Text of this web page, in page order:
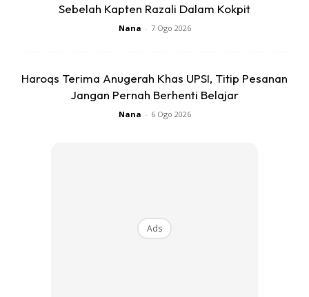
Yahya Kongsi Wajah Pemilik Tulisan Khat Pada Duit Kertas
Sebelah Kapten Razali Dalam Kokpit
Nana - 7 Ogo 2026
Haroqs Terima Anugerah Khas UPSI, Titip Pesanan
Jangan Pernah Berhenti Belajar
Nana - 6 Ogo 2026
Ads